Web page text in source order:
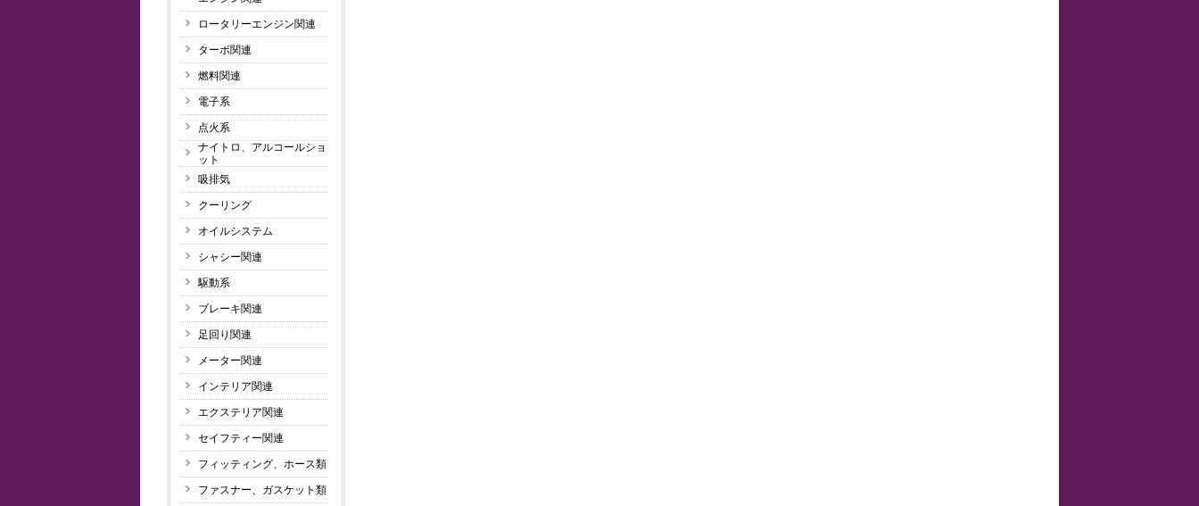
ロータリーエンジン関連
ターボ関連
燃料関連
電子系
点火系
ナイトロ、アルコールショ
ット
吸排気
クーリング
オイルシステム
シャシー関連
駆動系
ブレーキ関連
足回り関連
メーター関連
インテリア関連
エクステリア関連
セイフティー関連
フィッティング、ホース類
ファスナー、ガスケット類